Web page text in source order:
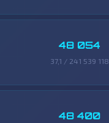
48 054
37,1 / 241 539 118
48 400